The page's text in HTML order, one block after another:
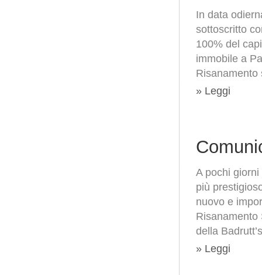
In data
sottoscritto
100% del
immobile a
» Leggi
A pochi giorni
più
nuovo e
Risanamento
della
» Leggi